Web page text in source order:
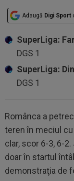
Adaugă Digi Sport
SuperLiga:
DGS 1
SuperLiga:
DGS 1
Românca a
teren în meciul cu
clar, scor 6-3, 6-
doar în startul
demonstraţia de